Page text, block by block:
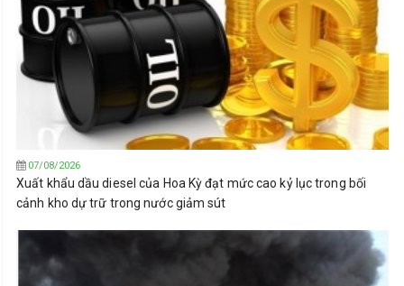
07/08/2026
Xuất khẩu dầu diesel của Hoa Kỳ đạt mức cao kỷ lục trong bối
cảnh kho dự trữ trong nước giảm sút